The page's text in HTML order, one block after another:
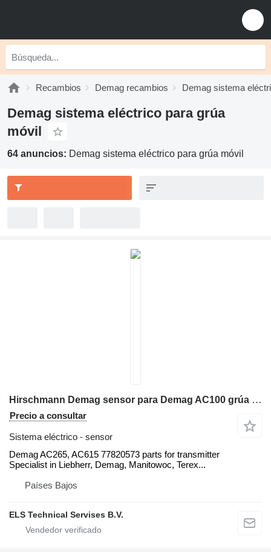
Recambios Demag recambios Demag sistema
Demag sistema eléctrico para grúa
móvil
64 anuncios: Demag sistema eléctrico para grúa móvil
Hirschmann Demag sensor para Demag AC100 grúa móvil
Precio a consultar
Sistema eléctrico - sensor
Demag AC265, AC615 77820573 parts for transmitter
Specialist in Liebherr, Demag, Manitowoc, Terex...
Países Bajos
ELS Technical Servises B.V.